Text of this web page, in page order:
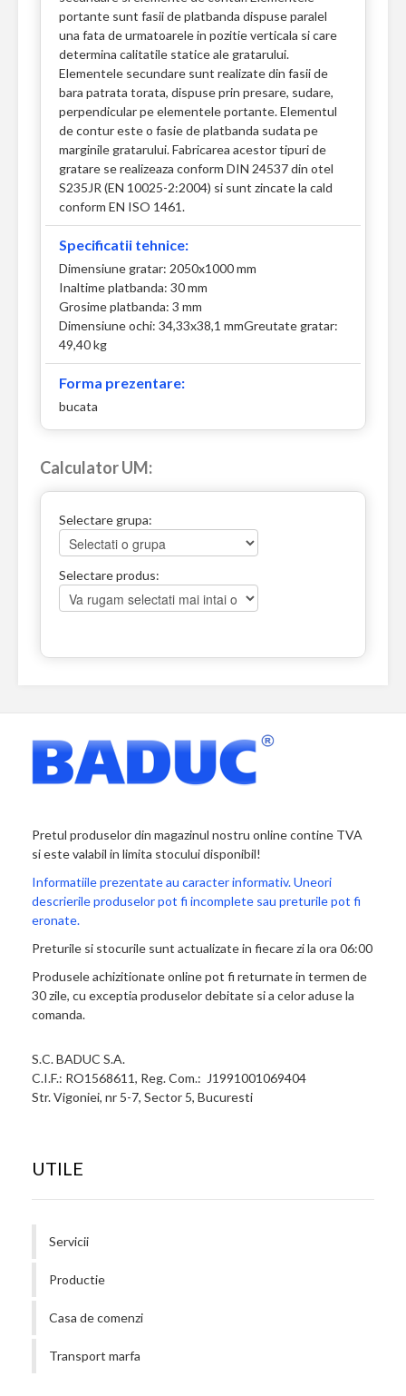
portante sunt fasii de platbanda dispuse paralel
una fata de urmatoarele in pozitie verticala si care
determina calitatile statice ale gratarului.
Elementele secundare sunt realizate din fasii de
bara patrata torata, dispuse prin presare, sudare,
perpendicular pe elementele portante. Elementul
de contur este o fasie de platbanda sudata pe
marginile gratarului. Fabricarea acestor tipuri de
gratare se realizeaza conform DIN 24537 din otel
S235JR (EN 10025-2:2004) si sunt zincate la cald
conform EN ISO 1461.
Specificatii tehnice:
Dimensiune gratar: 2050x1000 mm
Inaltime platbanda: 30 mm
Grosime platbanda: 3 mm
Dimensiune ochi: 34,33x38,1 mmGreutate gratar:
49,40 kg
Forma prezentare:
bucata
Calculator UM:
Selectare grupa:
Selectare produs:
Pretul produselor din magazinul nostru online contine TVA
si este valabil in limita stocului disponibil!
Informatiile prezentate au caracter informativ. Uneori
descrierile produselor pot fi incomplete sau preturile pot fi
eronate.
Preturile si stocurile sunt actualizate in fiecare zi la ora 06:00
Produsele achizitionate online pot fi returnate in termen de
30 zile, cu exceptia produselor debitate si a celor aduse la
comanda.
S.C. BADUC S.A.
C.I.F.: RO1568611, Reg. Com.: J1991001069404
Str. Vigoniei, nr 5-7, Sector 5, Bucuresti
UTILE
Servicii
Productie
Casa de comenzi
Transport marfa